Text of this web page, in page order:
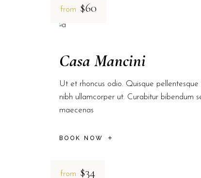
from $60
Casa Mancini
Ut et rhoncus odio. Quisque pellentesque
nibh ullamcorper ut. Curabitur bibendum
maecenas
BOOK NOW
from $34